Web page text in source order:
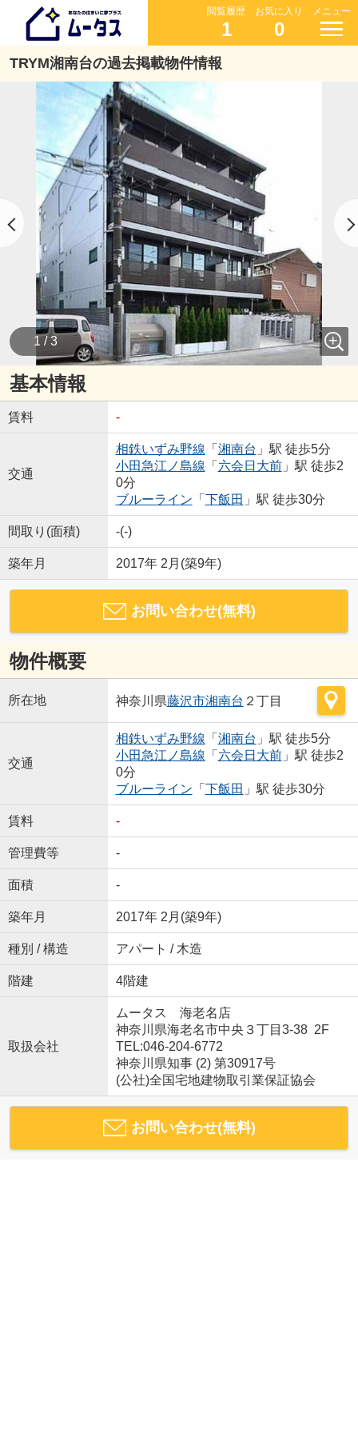
閲覧履歴
1
お気に入り
0
メニュー
TRYM湘南台の過去掲載物件情報
1 / 3
基本情報
賃料 -
交通
相鉄いずみ野線 「 湘南台 」駅 徒歩5分
小田急江ノ島線 「 六会日大前」駅 徒歩2
0分
ブルーライン 「 下飯田 」駅 徒歩30分
間取り(面積) -(-)
築年月 2017年 2月(築9年)
お問い合わせ(無料)
物件概要
所在地 神奈川県藤沢市湘南台 ２丁目
交通
相鉄いずみ野線 「 湘南台 」駅 徒歩5分
小田急江ノ島線 「 六会日大前」駅 徒歩2
0分
ブルーライン 「 下飯田 」駅 徒歩30分
賃料 -
管理費等 -
面積 -
築年月 2017年 2月(築9年)
種別 / 構造 アパート / 木造
階建 4階建
取扱会社
ムータス 海老名店
神奈川県海老名市中央３丁目3-38 2F
TEL:046-204-6772
神奈川県知事 (2) 第30917号
(公社)全国宅地建物取引業保証協会
お問い合わせ(無料)